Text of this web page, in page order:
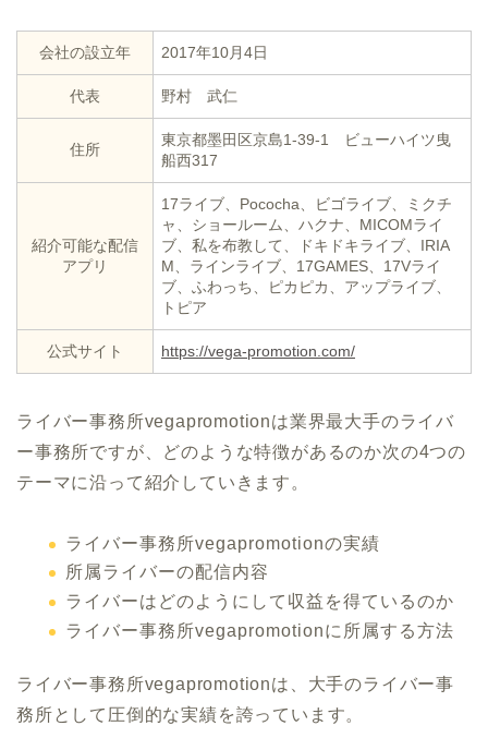
会社の設立年 2017年10月4日
代表 野村 武仁
住所
東京都墨田区京島1-39-1 ビューハイツ曳
船西317
紹介可能な配信
アプリ
17ライブ、Pococha、ビゴライブ、ミクチ
ャ、ショールーム、ハクナ、MICOMライ
ブ、私を布教して、ドキドキライブ、IRIA
M、ラインライブ、17GAMES、17Vライ
ブ、ふわっち、ピカピカ、アップライブ、
トピア
公式サイト https://vega-promotion.com/
ライバー事務所vegapromotionは業界最大手のライバ
ー事務所ですが、どのような特徴があるのか次の4つの
テーマに沿って紹介していきます。
ライバー事務所vegapromotionの実績
所属ライバーの配信内容
ライバーはどのようにして収益を得ているのか
ライバー事務所vegapromotionに所属する方法
ライバー事務所vegapromotionは、大手のライバー事
務所として圧倒的な実績を誇っています。